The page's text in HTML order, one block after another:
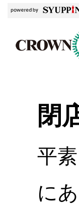
閉
平
に